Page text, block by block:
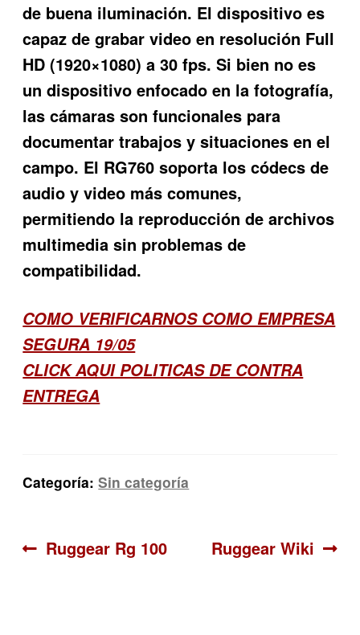
de buena iluminación. El dispositivo es
capaz de grabar video en resolución Full
HD (1920×1080) a 30 fps. Si bien no es
un dispositivo enfocado en la fotografía,
las cámaras son funcionales para
documentar trabajos y situaciones en el
campo. El RG760 soporta los códecs de
audio y video más comunes,
permitiendo la reproducción de archivos
multimedia sin problemas de
compatibilidad.
COMO VERIFICARNOS COMO EMPRESA
SEGURA 19/05
CLICK AQUI POLITICAS DE CONTRA
ENTREGA
Categoría:Sin categoría
Navegación
Anterior:
Ruggear Rg 100 Siguiente:
Ruggear Wiki